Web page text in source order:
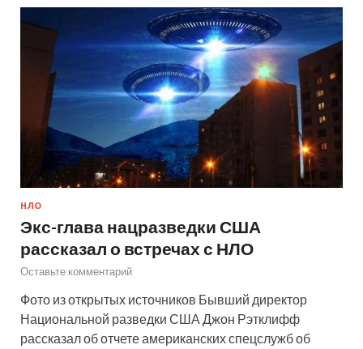
НЛО
Экс-глава нацразведки США
рассказал о встречах с НЛО
Оставьте комментарий
Фото из открытых источников Бывший директор
Национальной разведки США Джон Рэтклифф
рассказал об отчете американских спецслужб об